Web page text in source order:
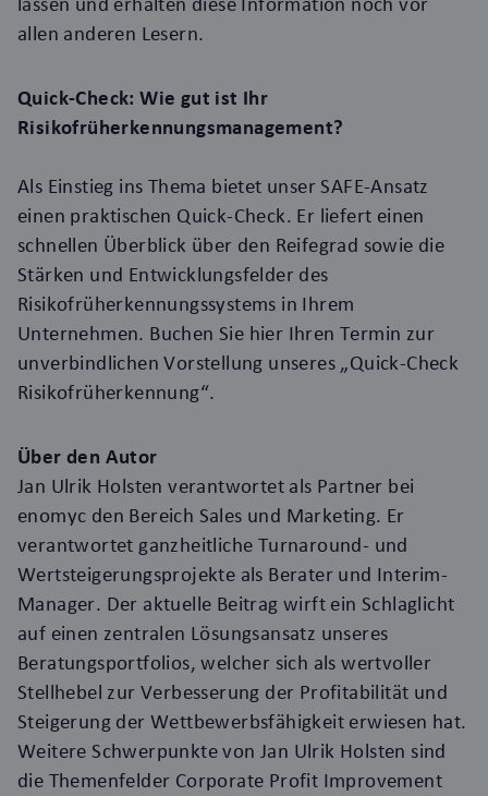
allen anderen Lesern.
Quick-Check: Wie gut ist Ihr
Risikofrüherkennungsmanagement?
Als Einstieg ins Thema bietet unser SAFE-Ansatz
einen praktischen Quick-Check. Er liefert einen
schnellen Überblick über den Reifegrad sowie die
Stärken und Entwicklungsfelder des
Risikofrüherkennungssystems in Ihrem
Unternehmen. Buchen Sie hier Ihren Termin zur
unverbindlichen Vorstellung unseres „Quick-Check
Risikofrüherkennung“.
Über den Autor
Jan Ulrik Holsten verantwortet als Partner bei
enomyc den Bereich Sales und Marketing. Er
verantwortet ganzheitliche Turnaround- und
Wertsteigerungsprojekte als Berater und Interim-
Manager. Der aktuelle Beitrag wirft ein Schlaglicht
auf einen zentralen Lösungsansatz unseres
Beratungsportfolios, welcher sich als wertvoller
Stellhebel zur Verbesserung der Profitabilität und
Steigerung der Wettbewerbsfähigkeit erwiesen hat.
Weitere Schwerpunkte von Jan Ulrik Holsten sind
die Themenfelder Corporate Profit Improvement